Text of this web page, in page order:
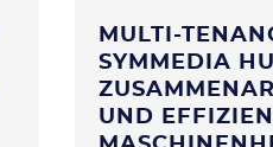
MULTI-
SYMMEDIA
UND